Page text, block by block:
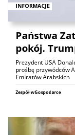
INFORMACJE
Państwa
pokój.
Prezydent USA
prośbę przywódców
Emiratów Arabskich
Zespół wGospodarce